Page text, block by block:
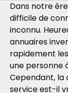
Dans notre
difficile de
inconnu.
annuaires
rapidement
une personne
Cependant, la
service est-il